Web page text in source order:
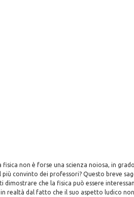
non è forse una scienza noiosa, in
convinto dei professori? Questo breve
che la fisica può essere
realtà dal fatto che il suo aspetto ludico